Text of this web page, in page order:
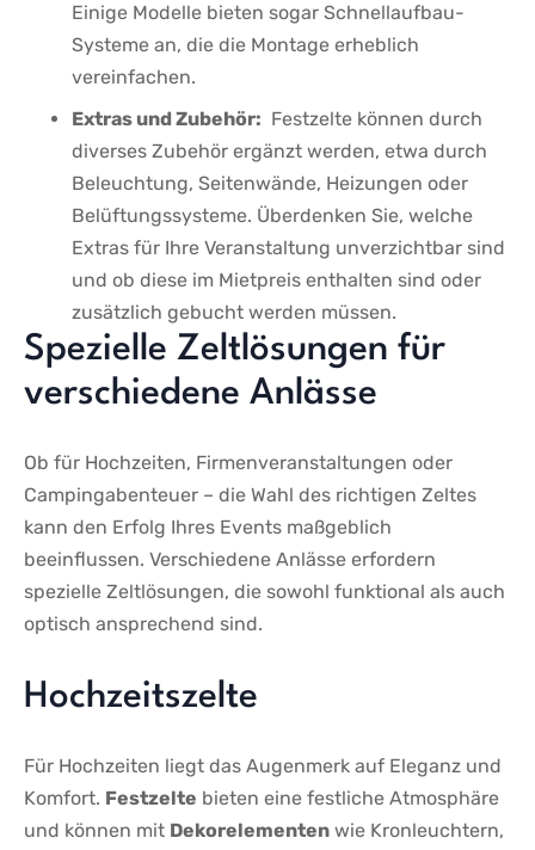
Einige ​Modelle⁣ bieten sogar Schnellaufbau-
Systeme an, die die Montage erheblich
vereinfachen.
Extras und Zubehör: ⁣ Festzelte‍ können durch
⁣diverses‍ Zubehör ergänzt⁤ werden, etwa durch
‌Beleuchtung, Seitenwände, Heizungen ⁢oder
Belüftungssysteme.‌ Überdenken Sie, welche
Extras ​für ‍Ihre Veranstaltung unverzichtbar sind ​
und ob diese‍ im Mietpreis enthalten sind oder
zusätzlich gebucht werden müssen.
Spezielle⁢ Zeltlösungen für
verschiedene ⁣Anlässe
Ob für ⁢Hochzeiten, Firmenveranstaltungen‌ oder
Campingabenteuer – die Wahl des richtigen ‌Zeltes
kann den Erfolg Ihres Events maßgeblich
beeinflussen. Verschiedene Anlässe erfordern
spezielle Zeltlösungen, die sowohl⁤ funktional als auch
optisch ansprechend sind.
Hochzeitszelte
Für Hochzeiten liegt das Augenmerk auf Eleganz und
Komfort. Festzelte bieten ​eine festliche Atmosphäre
und können mit Dekorelementen wie Kronleuchtern,